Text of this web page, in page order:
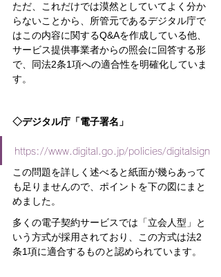
ただ、これだけでは漠然としていてよく分か
らないことから、所管元であるデジタル庁で
はこの内容に関するQ&Aを作成している他、
サービス提供事業者からの照会に回答する形
で、同法2条1項への適合性を明確化していま
す。
◇デジタル庁「電子署名」
https://www.digital.go.jp/policies/digitalsign
この問題を詳しく述べると紙面が幾らあって
も足りませんので、ポイントを下の図にまと
めました。
多くの電子契約サービスでは「立会人型」と
いう方式が採用されており、この方式は法2
条1項に適合するものと認められています。